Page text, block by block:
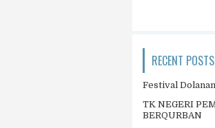
RECENT POSTS
Festival
TK NEGERI
BERQURBAN